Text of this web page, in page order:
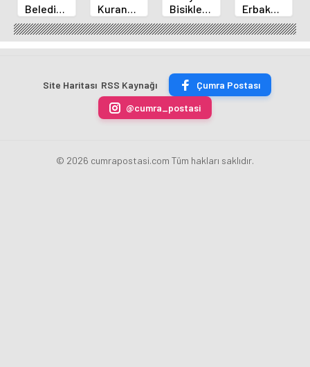
Belediyespor
Okçuları
Türkiye
Şampiyonası'ndan
Kuran
Kursu
Öğrencileri
Futbol
Bisikletçi
Ahmet
Can
Akpınar
Madalyayı
Aldı
Erbakan
Üniversitesi
Geleneksel
Okçulukta
Site Haritası RSS Kaynağı
Çumra Postası
@cumra_postasi
© 2026 cumrapostasi.com Tüm hakları saklıdır.